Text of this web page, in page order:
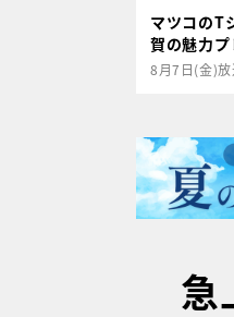
マツコのT
賀の魅力
8月7日(金)放
急